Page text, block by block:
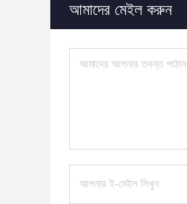
আমাদের মেইল ​​করুন